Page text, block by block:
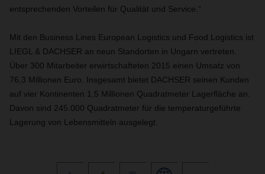
entsprechenden Vorteilen für Qualität und Service.“
Mit den Business Lines European Logistics und Food Logistics ist
LIEGL & DACHSER an neun Standorten in Ungarn vertreten.
Über 300 Mitarbeiter erwirtschafteten 2015 einen Umsatz von
76,3 Millionen Euro. Insgesamt bietet DACHSER seinen Kunden
auf vier Kontinenten 1,5 Millionen Quadratmeter Lagerfläche an.
Davon sind 245.000 Quadratmeter für die temperaturgeführte
Lagerung von Lebensmitteln ausgelegt.